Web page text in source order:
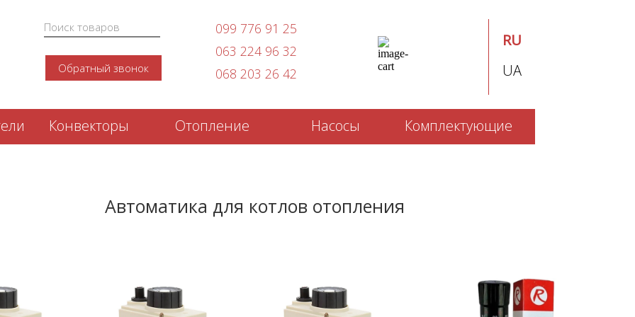
Обратный звонок
099 776 91 25
063 224 96 32
068 203 26 42
RU
UA
Конвекторы Отопление Насосы Комплектующие
Автоматика для котлов отопления